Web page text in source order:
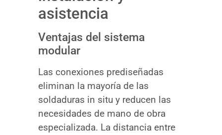
asistencia
Ventajas del sistema
modular
Las conexiones prediseñadas
eliminan la mayoría de las
soldaduras in situ y reducen las
necesidades de mano de obra
especializada. La distancia entre